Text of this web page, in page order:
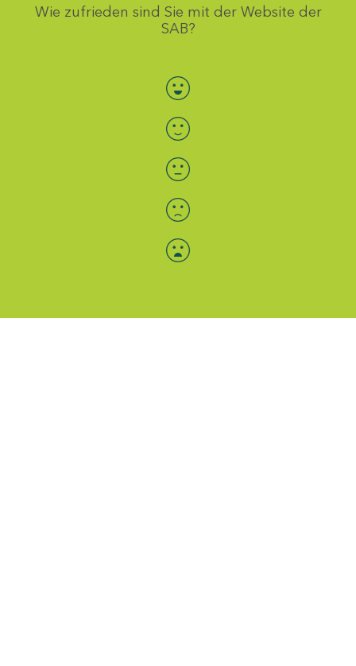
Wie zufrieden sind Sie mit der Website der
SAB?
Bewertung auswählen